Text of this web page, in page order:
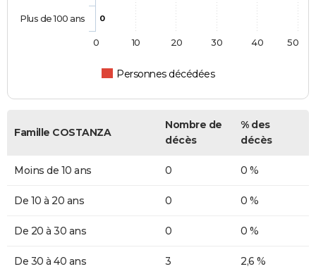
0
Personnes décédées
Plus de 100 ans
0 10 20 30 40 50
Famille COSTANZA
Nombre de
décès
% des
décès
Moins de 10 ans 0 0 %
De 10 à 20 ans 0 0 %
De 20 à 30 ans 0 0 %
De 30 à 40 ans 3 2,6 %